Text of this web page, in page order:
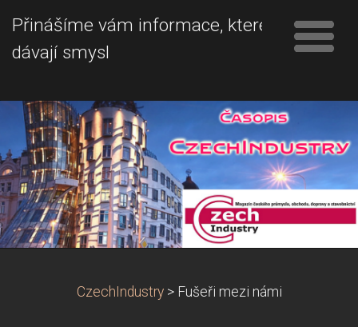
Přinášíme vám informace, které
dávají smysl
CzechIndustry > Fušeři mezi námi